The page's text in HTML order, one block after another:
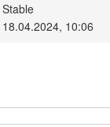
Stable
18.04.2024, 10:06